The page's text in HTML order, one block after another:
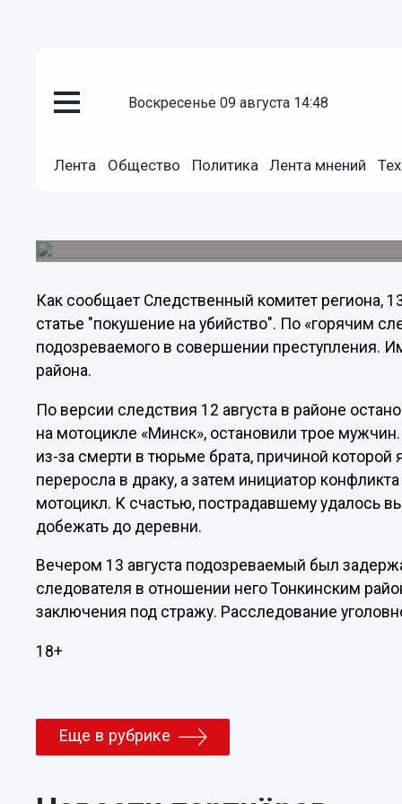
воскресенье 09 августа 14:48
Лента Общество Политика Лента мнений
Происшествия
В Нижегородской области
Как сообщает Следственный комитет региона,
статье "покушение на убийство". По «горячим
подозреваемого в совершении преступления.
района.
По версии следствия 12 августа в районе
на мотоцикле «Минск», остановили трое
из-за смерти в тюрьме брата, причиной которой
переросла в драку, а затем инициатор
мотоцикл. К счастью, пострадавшему удалось
добежать до деревни.
Вечером 13 августа подозреваемый был
следователя в отношении него Тонкинским
заключения под стражу. Расследование
18+
Еще в рубрике